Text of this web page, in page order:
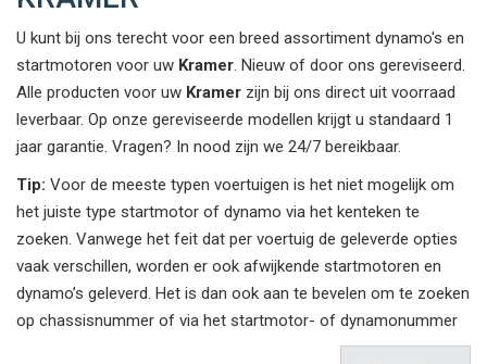
U kunt bij ons terecht voor een breed assortiment dynamo's en
startmotoren voor uw Kramer. Nieuw of door ons gereviseerd.
Alle producten voor uw Kramer zijn bij ons direct uit voorraad
leverbaar. Op onze gereviseerde modellen krijgt u standaard 1
jaar garantie. Vragen? In nood zijn we 24/7 bereikbaar.
Tip: Voor de meeste typen voertuigen is het niet mogelijk om
het juiste type startmotor of dynamo via het kenteken te
zoeken. Vanwege het feit dat per voertuig de geleverde opties
vaak verschillen, worden er ook afwijkende startmotoren en
dynamo’s geleverd. Het is dan ook aan te bevelen om te zoeken
op chassisnummer of via het startmotor- of dynamonummer